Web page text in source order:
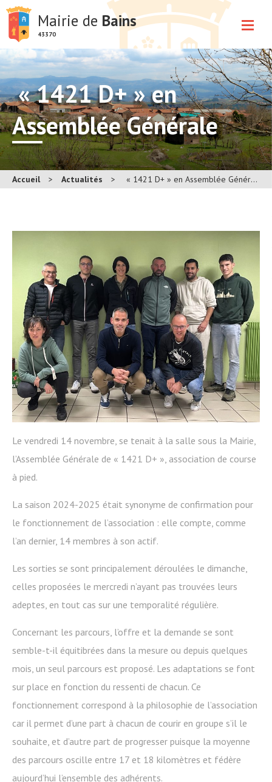
Mairie de Bains
43370
« 1421 D+ » en
Assemblée Générale
Accueil > Actualités > « 1421 D+ » en Assemblée Générale
Le vendredi 14 novembre, se tenait à la salle sous la Mairie,
l’Assemblée Générale de « 1421 D+ », association de course
à pied.
La saison 2024-2025 était synonyme de confirmation pour
le fonctionnement de l’association : elle compte, comme
l’an dernier, 14 membres à son actif.
Les sorties se sont principalement déroulées le dimanche,
celles proposées le mercredi n’ayant pas trouvées leurs
adeptes, en tout cas sur une temporalité régulière.
Concernant les parcours, l’offre et la demande se sont
semble-t-il équitibrées dans la mesure ou depuis quelques
mois, un seul parcours est proposé. Les adaptations se font
sur place en fonction du ressenti de chacun. Ce
fonctionnement correspond à la philosophie de l’association
car il permet d’une part à chacun de courir en groupe s’il le
souhaite, et d’autre part de progresser puisque la moyenne
des parcours oscille entre 17 et 18 kilomètres et fédère
aujourd’hui l’ensemble des adhérents.